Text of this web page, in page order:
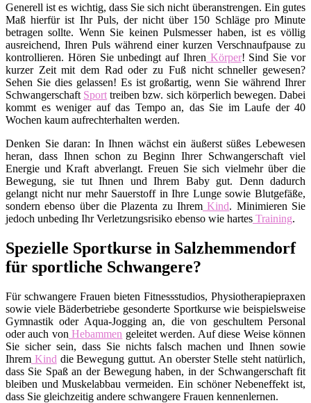
Generell ist es wichtig, dass Sie sich nicht überanstrengen. Ein gutes
Maß hierfür ist Ihr Puls, der nicht über 150 Schläge pro Minute
betragen sollte. Wenn Sie keinen Pulsmesser haben, ist es völlig
ausreichend, Ihren Puls während einer kurzen Verschnaufpause zu
kontrollieren. Hören Sie unbedingt auf Ihren Körper! Sind Sie vor
kurzer Zeit mit dem Rad oder zu Fuß nicht schneller gewesen?
Sehen Sie dies gelassen! Es ist großartig, wenn Sie während Ihrer
Schwangerschaft Sport treiben bzw. sich körperlich bewegen. Dabei
kommt es weniger auf das Tempo an, das Sie im Laufe der 40
Wochen kaum aufrechterhalten werden.
Denken Sie daran: In Ihnen wächst ein äußerst süßes Lebewesen
heran, dass Ihnen schon zu Beginn Ihrer Schwangerschaft viel
Energie und Kraft abverlangt. Freuen Sie sich vielmehr über die
Bewegung, sie tut Ihnen und Ihrem Baby gut. Denn dadurch
gelangt nicht nur mehr Sauerstoff in Ihre Lunge sowie Blutgefäße,
sondern ebenso über die Plazenta zu Ihrem Kind. Minimieren Sie
jedoch unbeding Ihr Verletzungsrisiko ebenso wie hartes Training.
Spezielle Sportkurse in Salzhemmendorf
für sportliche Schwangere?
Für schwangere Frauen bieten Fitnessstudios, Physiotherapiepraxen
sowie viele Bäderbetriebe gesonderte Sportkurse wie beispielsweise
Gymnastik oder Aqua-Jogging an, die von geschultem Personal
oder auch von Hebammen geleitet werden. Auf diese Weise können
Sie sicher sein, dass Sie nichts falsch machen und Ihnen sowie
Ihrem Kind die Bewegung guttut. An oberster Stelle steht natürlich,
dass Sie Spaß an der Bewegung haben, in der Schwangerschaft fit
bleiben und Muskelabbau vermeiden. Ein schöner Nebeneffekt ist,
dass Sie gleichzeitig andere schwangere Frauen kennenlernen.